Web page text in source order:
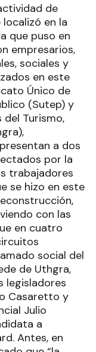
de
en la
que puso en
empresarios,
sociales y
en este
Único de
(Sutep) y
Turismo,
a dos
por la
trabajadores
se hizo en este
con las
en cuatro
social del
de Uthgra,
legisladores
Casaretto y
Julio
a
Antes, en